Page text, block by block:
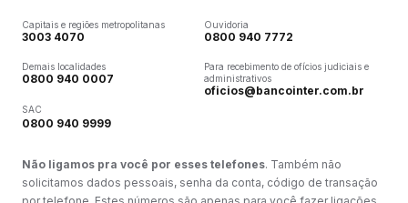
Capitais e regiões metropolitanas
3003 4070
Demais localidades
0800 940 0007
SAC
0800 940 9999
Ouvidoria
0800 940 7772
Para recebimento de ofícios judiciais e
administrativos
oficios@bancointer.com.br
Não ligamos pra você por esses telefones. Também não
solicitamos dados pessoais, senha da conta, código de transação